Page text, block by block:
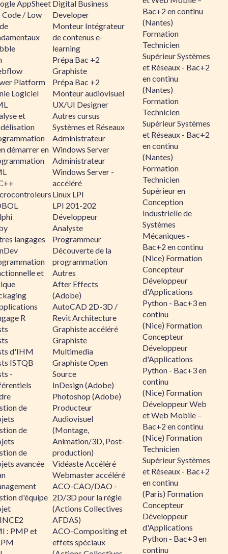
AppSheet
/ Low
Platform
Logiciel
et
démarrer en
langages
et
R
d'IHM
ISTQB
-
de
de
de
avancée
d'équipe
: PMP et
Digital Business
Developer
Monteur Intégrateur
de contenus e-
learning
Prépa Bac +2
Graphiste
Prépa Bac +2
Monteur audiovisuel
UX/UI Designer
Autres cursus
Systèmes et Réseaux
Administrateur
Windows Server
Administrateur
Windows Server -
accéléré
Linux LPI
LPI 201-202
Développeur
Analyste
Programmeur
Découverte de la
programmation
Autres
After Effects
(Adobe)
AutoCAD 2D-3D /
Revit Architecture
Graphiste accéléré
Graphiste
Multimedia
Graphiste Open
Source
InDesign (Adobe)
Photoshop (Adobe)
Producteur
Audiovisuel
(Montage,
Animation/3D, Post-
production)
Vidéaste Accéléré
Webmaster accéléré
ACO-CAO/DAO -
2D/3D pour la régie
(Actions Collectives
AFDAS)
ACO-Compositing et
effets spéciaux
Bac+2 en continu
(Nantes)
Formation
Technicien
Supérieur Systèmes
et Réseaux - Bac+2
en continu
(Nantes)
Formation
Technicien
Supérieur Systèmes
et Réseaux - Bac+2
en continu
(Nantes)
Formation
Technicien
Supérieur en
Conception
Industrielle de
Systèmes
Mécaniques -
Bac+2 en continu
(Nice) Formation
Concepteur
Développeur
d'Applications
Python - Bac+3 en
continu
(Nice) Formation
Concepteur
Développeur
d'Applications
Python - Bac+3 en
continu
(Nice) Formation
Développeur Web
et Web Mobile –
Bac+2 en continu
(Nice) Formation
Technicien
Supérieur Systèmes
et Réseaux - Bac+2
en continu
(Paris) Formation
Concepteur
Développeur
d'Applications
Python - Bac+3 en
continu